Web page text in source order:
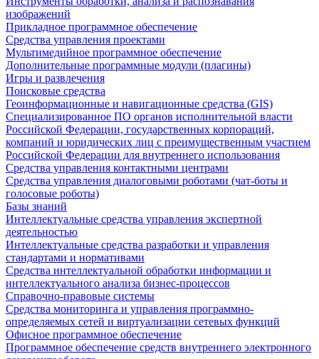
изображений
Прикладное программное обеспечение
Средства управления проектами
Мультимедийное программное обеспечение
Дополнительные программные модули (плагины)
Игры и развлечения
Поисковые средства
Геоинформационные и навигационные средства (GIS)
Специализированное ПО органов исполнительной власти
Российской Федерации, государственных корпораций,
компаний и юридических лиц с преимущественным участием
Российской Федерации для внутреннего использования
Средства управления контактными центрами
Средства управления диалоговыми роботами (чат-боты и
голосовые роботы)
Базы знаний
Интеллектуальные средства управления экспертной
деятельностью
Интеллектуальные средства разработки и управления
стандартами и нормативами
Средства интеллектуальной обработки информации и
интеллектуального анализа бизнес-процессов
Справочно-правовые системы
Средства мониторинга и управления программно-
определяемых сетей и виртуализации сетевых функций
Офисное программное обеспечение
Программное обеспечение средств внутреннего электронного